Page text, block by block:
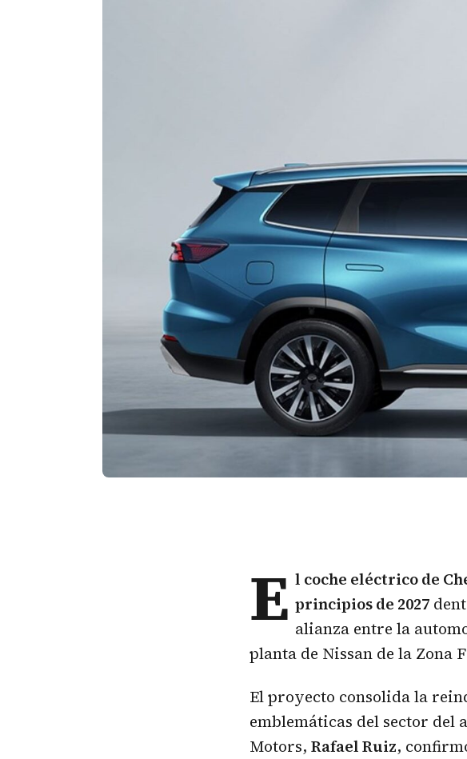
E l coche eléctricode
principios de 2027
alianza entre la
planta de Nissan de la Zona
El proyecto consolida la
emblemáticas del sector del
Motors, Rafael Ruiz,